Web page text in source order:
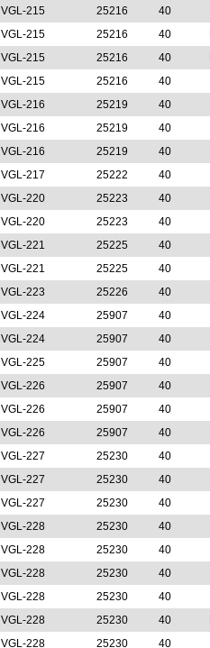
VGL-215 25216 40
VGL-215 25216 40
VGL-215 25216 40
VGL-215 25216 40
VGL-216 25219 40
VGL-216 25219 40
VGL-216 25219 40
VGL-217 25222 40
VGL-220 25223 40
VGL-220 25223 40
VGL-221 25225 40
VGL-221 25225 40
VGL-223 25226 40
VGL-224 25907 40
VGL-224 25907 40
VGL-225 25907 40
VGL-226 25907 40
VGL-226 25907 40
VGL-226 25907 40
VGL-227 25230 40
VGL-227 25230 40
VGL-227 25230 40
VGL-228 25230 40
VGL-228 25230 40
VGL-228 25230 40
VGL-228 25230 40
VGL-228 25230 40
VGL-228 25230 40